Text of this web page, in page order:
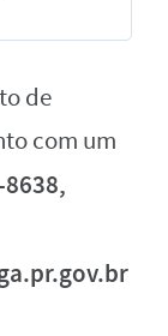
de
com um